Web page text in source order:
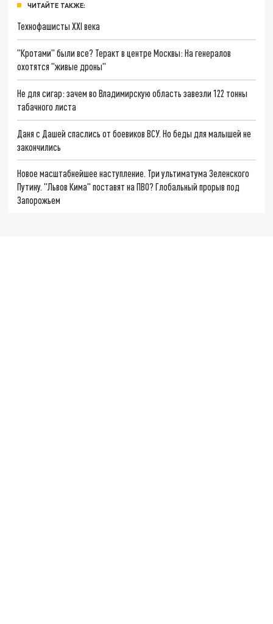
ЧИТАЙТЕ ТАКЖЕ:
Технофашисты XXI века
"Кротами" были все? Теракт в центре Москвы: На генералов
охотятся "живые дроны"
Не для сигар: зачем во Владимирскую область завезли 122 тонны
табачного листа
Даня с Дашей спаслись от боевиков ВСУ. Но беды для малышей не
закончились
Новое масштабнейшее наступление. Три ультиматума Зеленского
Путину. "Львов Кима" поставят на ПВО? Глобальный прорыв под
Запорожьем